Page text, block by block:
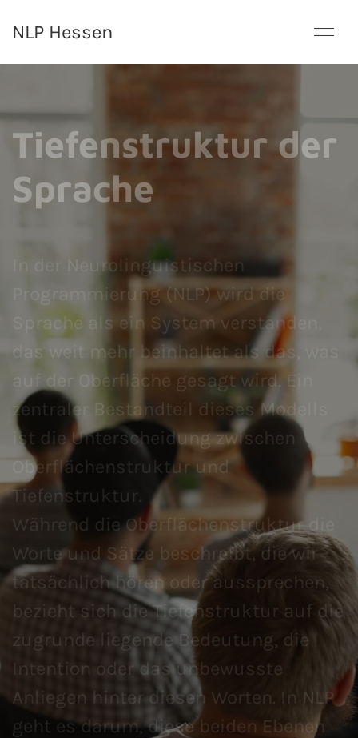
NLP Hessen
Tiefenstruktur der
Sprache
In der Neurolinguistischen
Programmierung (NLP) wird die
Sprache als ein System verstanden,
das weit mehr beinhaltet als das, was
auf der Oberfläche gesagt wird. Ein
zentraler Bestandteil dieses Modells
ist die Unterscheidung zwischen
Oberflächenstruktur und
Tiefenstruktur.
Während die Oberflächenstruktur die
Worte und Sätze beschreibt, die wir
tatsächlich hören oder aussprechen,
bezieht sich die Tiefenstruktur auf die
zugrunde liegende Bedeutung, die
Intention oder das unbewusste
Anliegen hinter diesen Worten. In NLP
geht es darum, diese beiden Ebenen